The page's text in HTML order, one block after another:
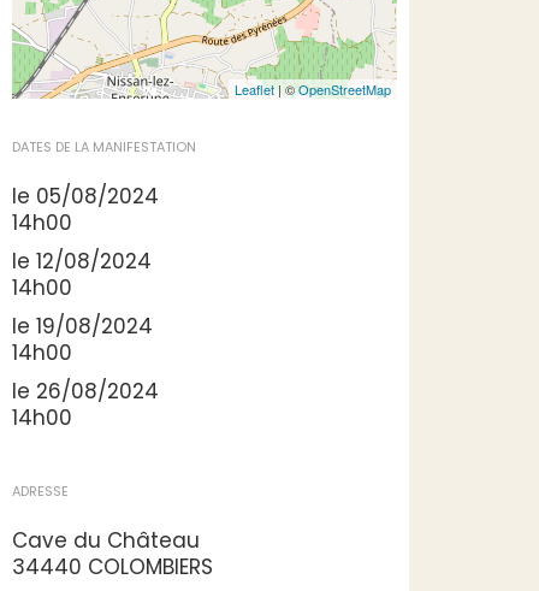
Leaflet| ©OpenStreetMap
DATES DE LA MANIFESTATION
le 05/08/2024
14h00
le 12/08/2024
14h00
le 19/08/2024
14h00
le 26/08/2024
14h00
ADRESSE
Cave du Château
34440 COLOMBIERS